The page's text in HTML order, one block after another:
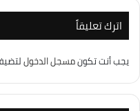
اترك تعليقاً
يجب أنت تكونمسجل الدخول